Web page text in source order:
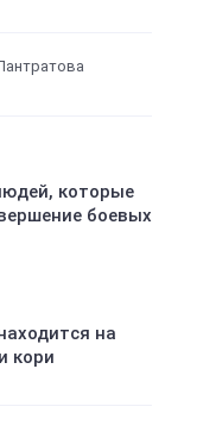
которые
боевых
на
кори